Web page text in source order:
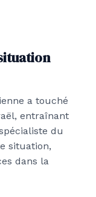
a touché
entraînant
du
situation,
dans la